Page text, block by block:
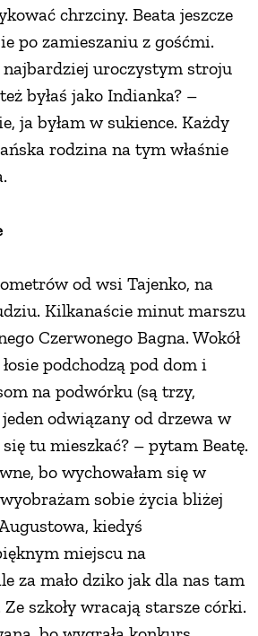
chrzciny. Beata jeszcze
po zamieszaniu z gośćmi.
najbardziej uroczystym stroju
byłaś jako Indianka? –
ja byłam w sukience. Każdy
rodzina na tym właśnie
od wsi Tajenko, na
Kilkanaście minut marszu
Czerwonego Bagna. Wokół
podchodzą pod dom i
na podwórku (są trzy,
odwiązany od drzewa w
tu mieszkać? – pytam Beatę.
bo wychowałam się w
sobie życia bliżej
kiedyś
miejscu na
za mało dziko jak dla nas tam
szkoły wracają starsze córki.